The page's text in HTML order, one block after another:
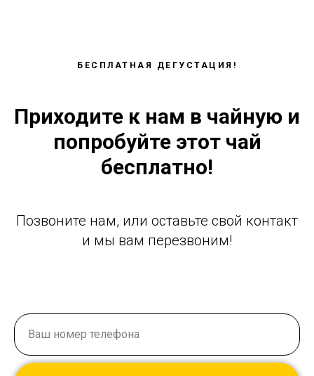
БЕСПЛАТНАЯ ДЕГУСТАЦИЯ!
Приходите к нам в чайную и
попробуйте этот чай
бесплатно!
Позвоните нам, или оставьте свой контакт
и мы вам перезвоним!
Ваш номер телефона